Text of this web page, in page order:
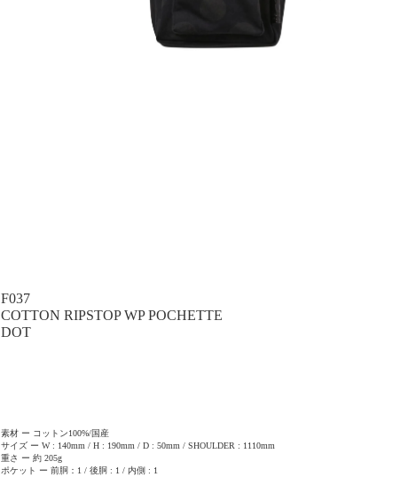
F037
COTTON RIPSTOP WP POCHETTE
DOT
素材 ー コットン100%/国産
サイズ ー W : 140mm / H : 190mm / D : 50mm / SHOULDER : 1110mm
重さ ー 約 205g
ポケット ー 前胴：1 / 後胴 : 1 / 内側 : 1